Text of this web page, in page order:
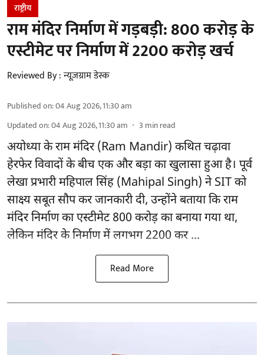
राष्ट्रीय
राम मंदिर निर्माण में गड़बड़ी: 800 करोड़ के
एस्टीमेट पर निर्माण में 2200 करोड़ खर्च
Reviewed By :न्यूज़ग्राम डेस्क
Published on:04 Aug 2026, 11:30 am
Updated on:04 Aug 2026, 11:30 am 3 min read
अयोध्या के राम मंदिर(Ram Mandir) कथित चढ़ावा
हेरफेर विवादों के बीच एक और बड़ा का खुलासा हुआ है। पूर्व
लेखा प्रभारी महिपाल सिंह (Mahipal Singh) ने SIT को
साक्ष्य सबूत सौप कर जानकारी दी, उन्होंने बताया कि राम
मंदिर निर्माण का एस्टीमेट 800 करोड़ का बनाया गया था,
लेकिन मंदिर के निर्माण में लगभग 2200 कर ...
Read More